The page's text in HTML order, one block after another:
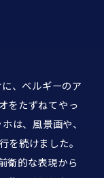
、ベルギーのア
をたずねてやっ
は、風景画や、
を続けました。
衛的な表現から